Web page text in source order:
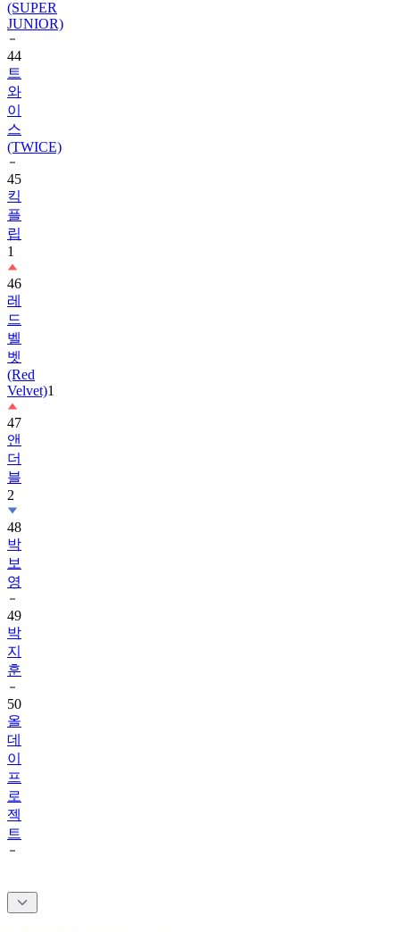
44
트
와
이
스
(TWICE)
45
킥
플
립
1
46
레
드
벨
벳
(Red
Velvet)
47
앤
더
블
2
48
박
보
영
49
박
지
훈
50
올
데
이
프
로
젝
트